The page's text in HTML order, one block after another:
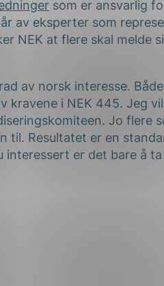
som er ansvarlig
av eksperter som
NEK at flere skal melde
av norsk interesse.
kravene i NEK 445. Jeg
Jo flere
til. Resultatet er en
er det bare å